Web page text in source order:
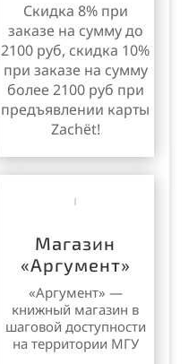
Скидка 8% при
заказе на сумму до
2100 руб, скидка 10%
при заказе на сумму
более 2100 руб при
предъявлении карты
Zachёt!
Магазин
«Аргумент»
«Аргумент» —
книжный магазин в
шаговой доступности
на территории МГУ